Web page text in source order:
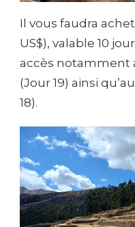
Il vous faudra
US$), valable 10
accès notamment
(Jour 19) ainsi
18).